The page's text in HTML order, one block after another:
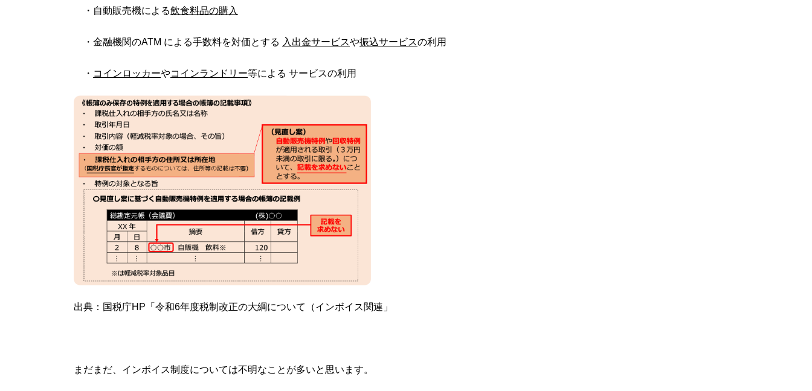
・自動販売機による飲食料品の購入
・金融機関のATM による手数料を対価とする 入出金サービスや振込サービスの利用
・ コインロッカーやコインランドリー等による サービスの利用
出典：国税庁HP「令和6年度税制改正の大綱について（インボイス関連」
まだまだ、インボイス制度については不明なことが多いと思います。